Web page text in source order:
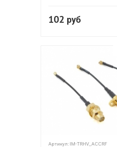
102 руб
Артикул: IM-TRHV_ACCRF